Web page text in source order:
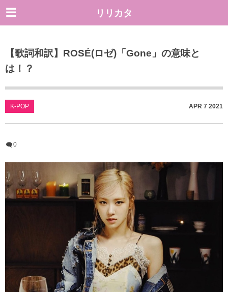
リリカタ
【歌詞和訳】ROSÉ(ロゼ)「Gone」の意味と
は！？
K-POP APR 7 2021
0